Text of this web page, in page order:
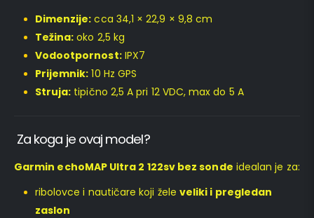
Dimenzije: cca 34,1 × 22,9 × 9,8 cm
Težina: oko 2,5 kg
Vodootpornost:IPX7
Prijemnik: 10 Hz GPS
Struja: tipično 2,5 A pri 12 VDC, max do 5 A
Za koga je ovaj model?
Garmin echoMAP Ultra 2 122sv bez sonde idealan je za:
ribolovce i nautičare koji žele veliki i pregledan
zaslon